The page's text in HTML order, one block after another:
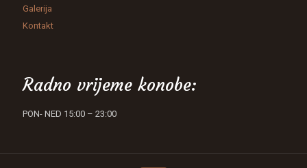
Galerija
Kontakt
Radno vrijeme konobe:
PON- NED 15:00 – 23:00